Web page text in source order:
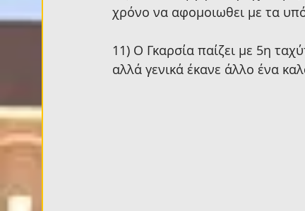
χρόνο να αφομοιωθει με τα
11) Ο Γκαρσία παίζει με 5η
αλλά γενικά έκανε άλλο ένα